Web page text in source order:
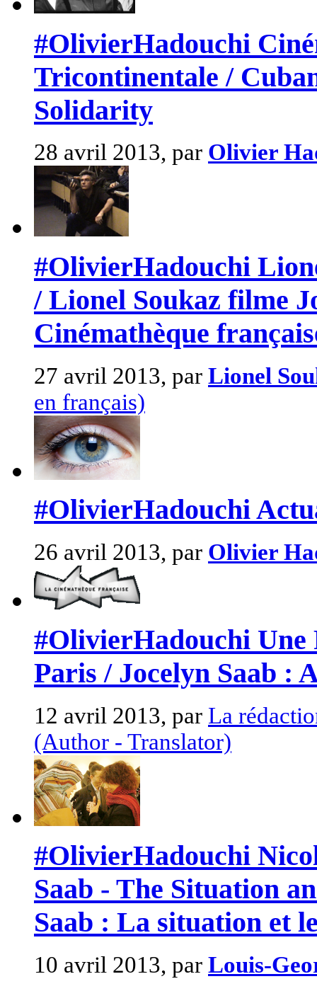
#OlivierHadouchi
Tricontinentale /
Solidarity
28 avril 2013, par Olivier
#OlivierHadouchi
/ Lionel Soukaz filme
Cinémathèque
27 avril 2013, par Lionel
en français)
#OlivierHadouchi
26 avril 2013, par Olivier
#OlivierHadouchi Une
Paris / Jocelyn Saab :
12 avril 2013, par La
(Author - Translator)
#OlivierHadouchi
Saab - The Situation
Saab : La situation et
10 avril 2013, par Louis-